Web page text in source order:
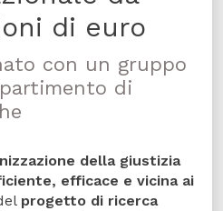
di euro
con un gruppo
di
della giustizia
efficace e vicina ai
progetto di ricerca